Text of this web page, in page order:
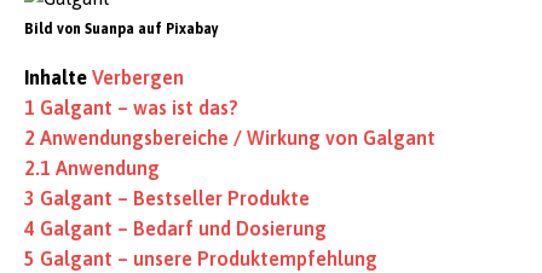
Bild von Suanpa auf Pixabay
Inhalte Verbergen
1 Galgant – was ist das?
2 Anwendungsbereiche / Wirkung von Galgant
2.1 Anwendung
3 Galgant – Bestseller Produkte
4 Galgant – Bedarf und Dosierung
5 Galgant – unsere Produktempfehlung